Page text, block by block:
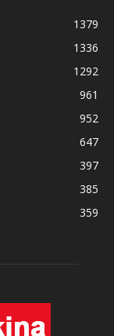
1379
1336
1292
961
952
647
397
385
359